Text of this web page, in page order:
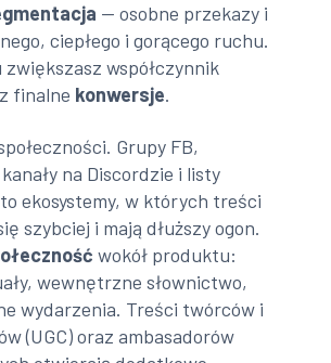
— osobne przekazy i
ciepłego i gorącego ruchu.
współczynnik
finalne konwersje.
Grupy FB,
na Discordzie i listy
ekosystemy, w których treści
szybciej i mają dłuższy ogon.
wokół produktu:
wewnętrzne słownictwo,
wydarzenia. Treści twórców i
(UGC) oraz ambasadorów